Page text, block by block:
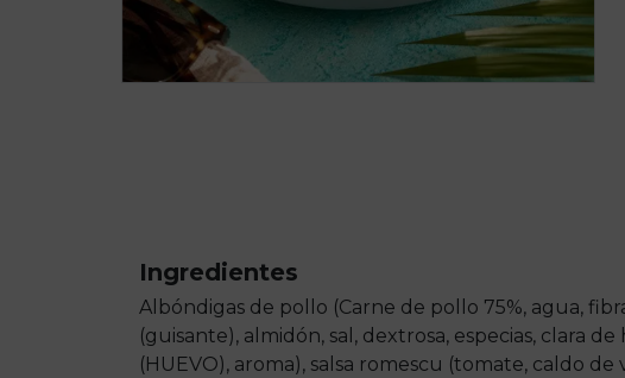
Ingredientes
Albóndigas de pollo (Carne de pollo 75%, agua,
(guisante), almidón, sal, dextrosa, especias, clara
(HUEVO), aroma), salsa romescu (tomate, caldo de